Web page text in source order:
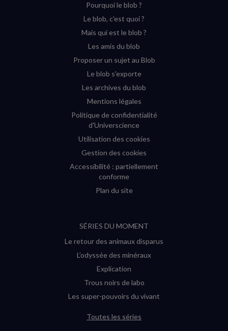
Instagram
(nouvelle
Facebook
(nouvelle
Pourquoi le blob ?
Le blob, c'est quoi ?
Mais qui est le blob ?
Les amis du blob
Proposer un sujet au Blob
Le blob s'exporte
Les archives du blob
Mentions légales
Politique de confidentialité
d'Universcience
Utilisation des cookies
Gestion des cookies
Accessibilité : partiellement
conforme
Plan du site
SÉRIES DU MOMENT
Le retour des animaux disparus
L’odyssée des minéraux
Explication
Trous noirs de labo
Les super-pouvoirs du vivant
Toutes les séries